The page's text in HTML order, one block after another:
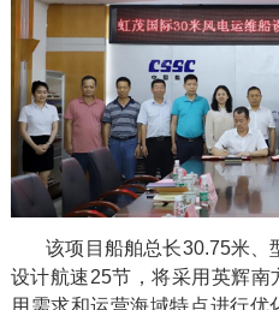
该项目船舶总长30.75米、
设计航速25节，将采用英辉南
用需求和运营海域特点进行